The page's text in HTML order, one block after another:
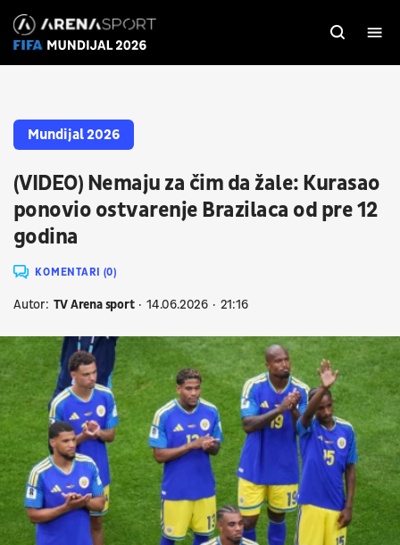
Mundijal 2026
(VIDEO) Nemaju za čim da žale: Kurasao
ponovio ostvarenje Brazilaca od pre 12
godina
KOMENTARI (0)
Autor: TV Arena sport 14.06.2026 21:16